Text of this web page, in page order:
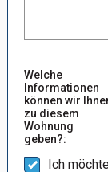
Welche
Informationen
können wir
zu diesem
Wohnung
geben?:
Ich